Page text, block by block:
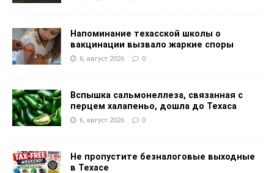
Напоминание техасской школы о
вакцинации вызвало жаркие споры
6, август 2026 0
Вспышка сальмонеллеза, связанная с
перцем халапеньо, дошла до Техаса
6, август 2026 0
Не пропустите безналоговые выходные
в Техасе